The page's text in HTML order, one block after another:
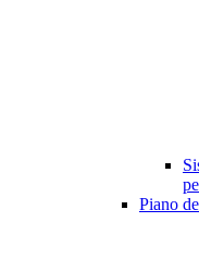
Piano